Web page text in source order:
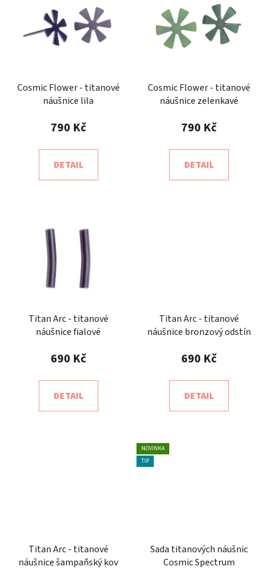
Cosmic Flower - titanové
náušnice lila
790 Kč
DETAIL
Cosmic Flower - titanové
náušnice zelenkavé
790 Kč
DETAIL
Titan Arc - titanové
náušnice fialové
690 Kč
DETAIL
Titan Arc - titanové
náušnice bronzový odstín
690 Kč
DETAIL
Titan Arc - titanové
náušnice šampaňský kov
NOVINKA
TIP
Sada titanových náušnic
Cosmic Spectrum